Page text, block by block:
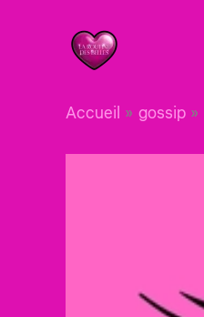
Accueil gossip